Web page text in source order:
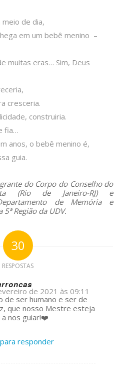
meio de dia,
em um bebê menino –
muitas eras… Sim, Deus
cresceria.
construiria.
fia…
anos, o bebê menino é,
guia.
do Corpo do Conselho do
(Rio de Janeiro-RJ) e
de Memória e
5ª Região da UDV.
30
RESPOSTAS
de 2021 às 09:11
de ser humano e ser de
que nosso Mestre esteja
nos guiar!❤️
responder